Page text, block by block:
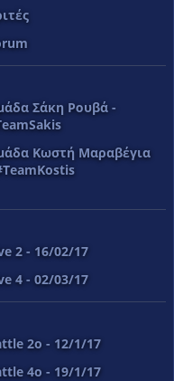
2 - 16/02/17
4 - 02/03/17
2o - 12/1/17
4o - 19/1/17